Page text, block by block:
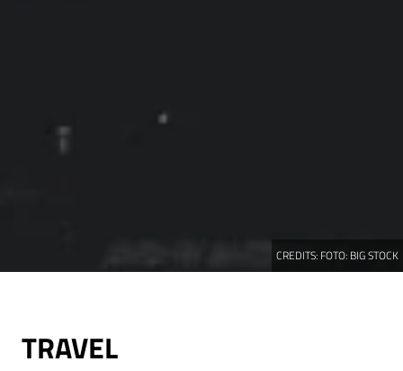
CREDITS: FOTO: BIG STOCK
TRAVEL